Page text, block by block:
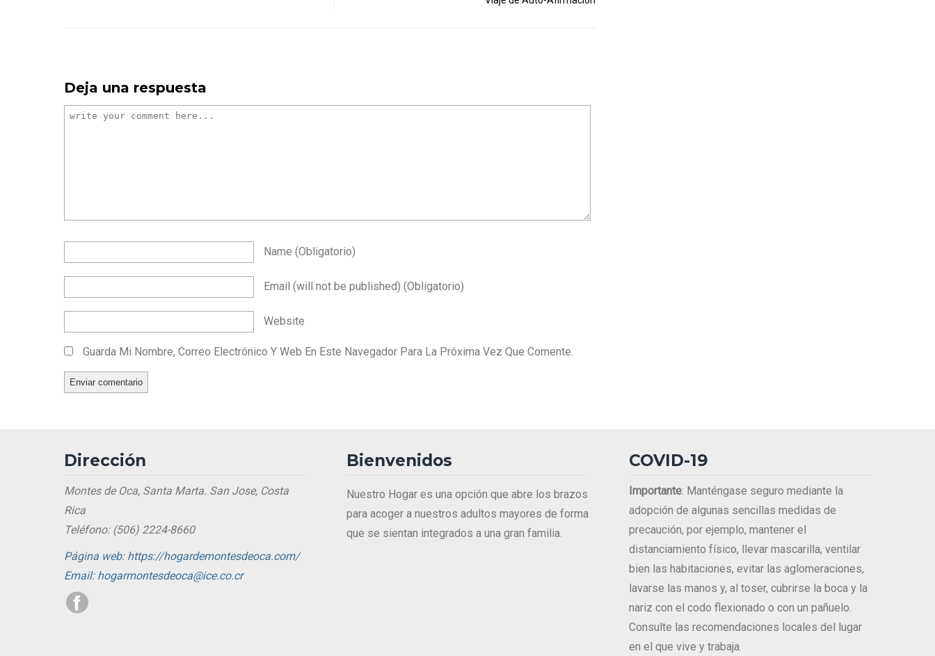
Deja una respuesta
Name (obligatorio)
Email (will not be published) (obligatorio)
Website
Guarda Mi Nombre, Correo Electrónico Y Web En Este Navegador Para La Próxima Vez Que Comente.
Dirección
Montes de Oca, Santa Marta. San Jose, Costa
Rica
Teléfono: (506) 2224-8660
Página web: https://hogardemontesdeoca.com/
Email: hogarmontesdeoca@ice.co.cr
Bienvenidos
Nuestro Hogar es una opción que abre los brazos
para acoger a nuestros adultos mayores de forma
que se sientan integrados a una gran familia.
COVID-19
Importante: Manténgase seguro mediante la
adopción de algunas sencillas medidas de
precaución, por ejemplo, mantener el
distanciamiento físico, llevar mascarilla, ventilar
bien las habitaciones, evitar las aglomeraciones,
lavarse las manos y, al toser, cubrirse la boca y la
nariz con el codo flexionado o con un pañuelo.
Consulte las recomendaciones locales del lugar
en el que vive y trabaja.